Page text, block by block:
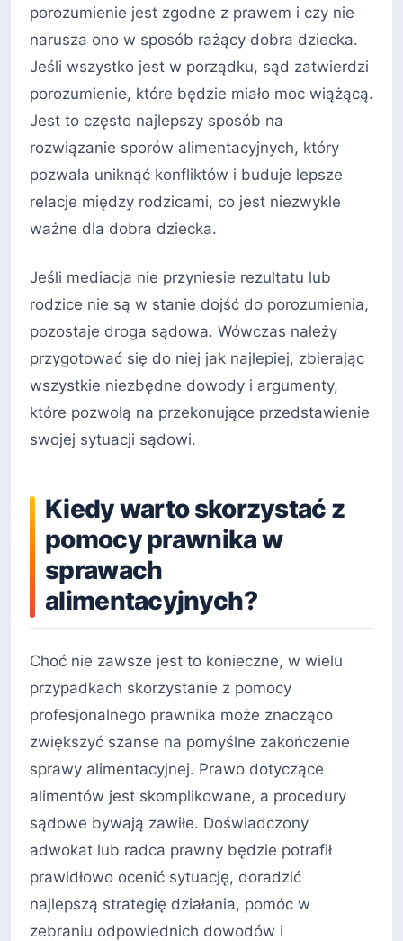
porozumienie jest zgodne z prawem i czy nie
narusza ono w sposób rażący dobra dziecka.
Jeśli wszystko jest w porządku, sąd zatwierdzi
porozumienie, które będzie miało moc wiążącą.
Jest to często najlepszy sposób na
rozwiązanie sporów alimentacyjnych, który
pozwala uniknąć konfliktów i buduje lepsze
relacje między rodzicami, co jest niezwykle
ważne dla dobra dziecka.
Jeśli mediacja nie przyniesie rezultatu lub
rodzice nie są w stanie dojść do porozumienia,
pozostaje droga sądowa. Wówczas należy
przygotować się do niej jak najlepiej, zbierając
wszystkie niezbędne dowody i argumenty,
które pozwolą na przekonujące przedstawienie
swojej sytuacji sądowi.
Kiedy warto skorzystać z
pomocy prawnika w
sprawach
alimentacyjnych?
Choć nie zawsze jest to konieczne, w wielu
przypadkach skorzystanie z pomocy
profesjonalnego prawnika może znacząco
zwiększyć szanse na pomyślne zakończenie
sprawy alimentacyjnej. Prawo dotyczące
alimentów jest skomplikowane, a procedury
sądowe bywają zawiłe. Doświadczony
adwokat lub radca prawny będzie potrafił
prawidłowo ocenić sytuację, doradzić
najlepszą strategię działania, pomóc w
zebraniu odpowiednich dowodów i